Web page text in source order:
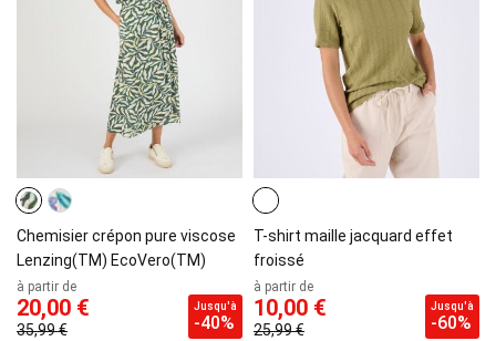
Chemisier crépon pure viscose
Lenzing(TM) EcoVero(TM)
à partir de
20,00 €
35,99 €
Jusqu'à
-40%
T-shirt maille jacquard effet
froissé
à partir de
10,00 €
25,99 €
Jusqu'à
-60%